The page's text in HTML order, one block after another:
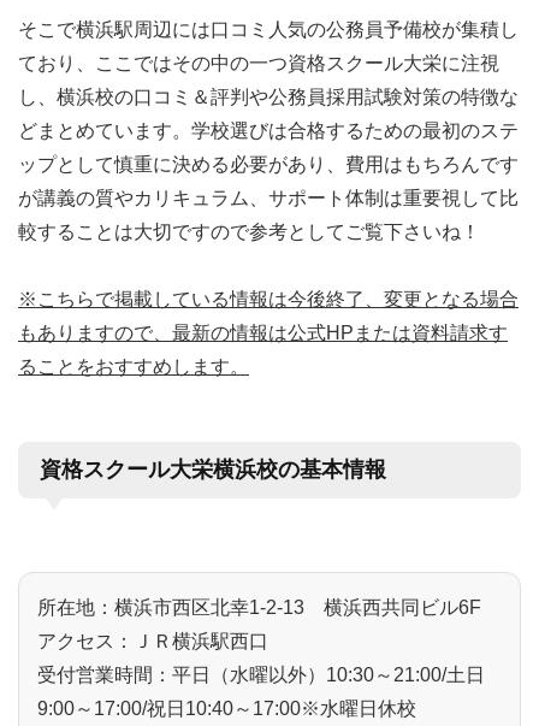
そこで横浜駅周辺には口コミ人気の公務員予備校が集積し
ており、ここではその中の一つ資格スクール大栄に注視
し、横浜校の口コミ＆評判や公務員採用試験対策の特徴な
どまとめています。学校選びは合格するための最初のステ
ップとして慎重に決める必要があり、費用はもちろんです
が講義の質やカリキュラム、サポート体制は重要視して比
較することは大切ですので参考としてご覧下さいね！
※こちらで掲載している情報は今後終了、変更となる場合
もありますので、最新の情報は公式HPまたは資料請求す
ることをおすすめします。
資格スクール大栄横浜校の基本情報
所在地：横浜市西区北幸1-2-13 横浜西共同ビル6F
アクセス：ＪＲ横浜駅西口
受付営業時間：平日（水曜以外）10:30～21:00/土日
9:00～17:00/祝日10:40～17:00※水曜日休校